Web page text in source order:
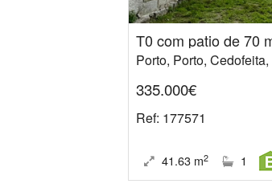
335.000€
Ref: 177571
41.63 m2 1